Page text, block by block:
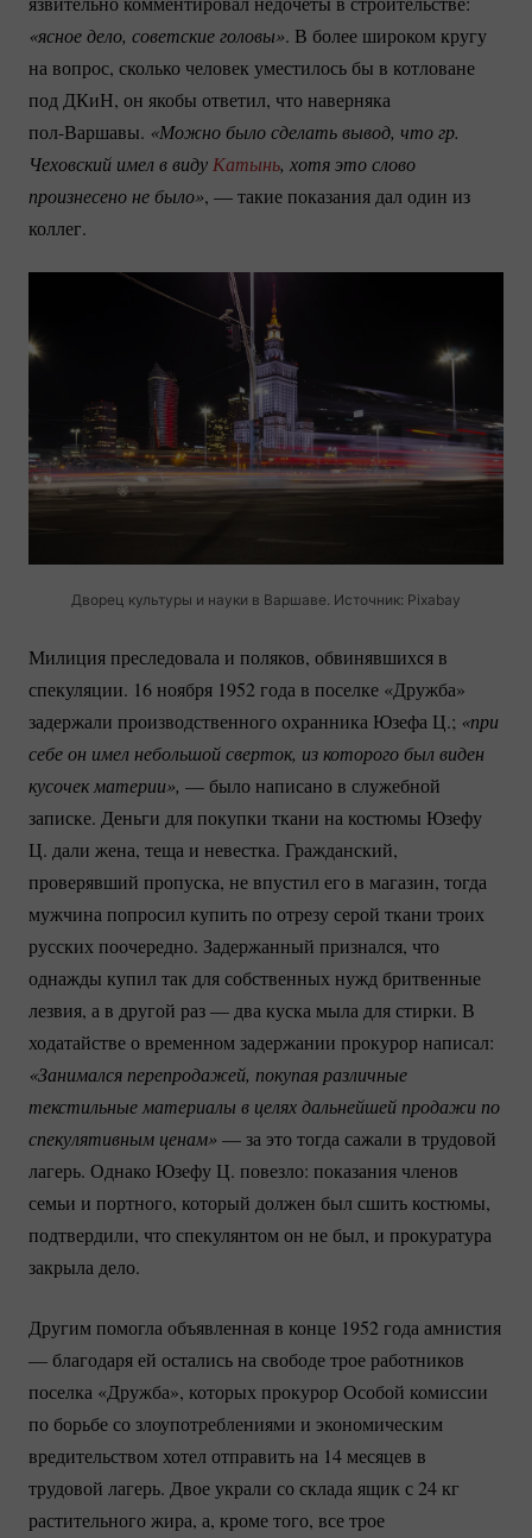
«ясное дело, советские головы». В более широком кругу
на вопрос, сколько человек уместилось бы в котловане
под ДКиН, он якобы ответил, что наверняка
пол-Варшавы. «Можно было сделать вывод, что гр.
Чеховский имел в виду Катынь, хотя это слово
произнесено не было», — такие показания дал один из
коллег.
Дворец культуры и науки в Варшаве. Источник: Pixabay
Милиция преследовала и поляков, обвинявшихся в
спекуляции. 16 ноября 1952 года в поселке «Дружба»
задержали производственного охранника Юзефа Ц.; «при
себе он имел небольшой сверток, из которого был виден
кусочек материи», — было написано в служебной
записке. Деньги для покупки ткани на костюмы Юзефу
Ц. дали жена, теща и невестка. Гражданский,
проверявший пропуска, не впустил его в магазин, тогда
мужчина попросил купить по отрезу серой ткани троих
русских поочередно. Задержанный признался, что
однажды купил так для собственных нужд бритвенные
лезвия, а в другой раз — два куска мыла для стирки. В
ходатайстве о временном задержании прокурор написал:
«Занимался перепродажей, покупая различные
текстильные материалы в целях дальнейшей продажи по
спекулятивным ценам» — за это тогда сажали в трудовой
лагерь. Однако Юзефу Ц. повезло: показания членов
семьи и портного, который должен был сшить костюмы,
подтвердили, что спекулянтом он не был, и прокуратура
закрыла дело.
Другим помогла объявленная в конце 1952 года амнистия
— благодаря ей остались на свободе трое работников
поселка «Дружба», которых прокурор Особой комиссии
по борьбе со злоупотреблениями и экономическим
вредительством хотел отправить на 14 месяцев в
трудовой лагерь. Двое украли со склада ящик с 24 кг
растительного жира, а, кроме того, все трое